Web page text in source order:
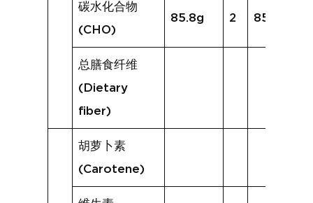
碳水化合物
(CHO)
85.8g 2 85.1g
总膳食纤维
(Dietary
fiber)
胡萝卜素
(Carotene)